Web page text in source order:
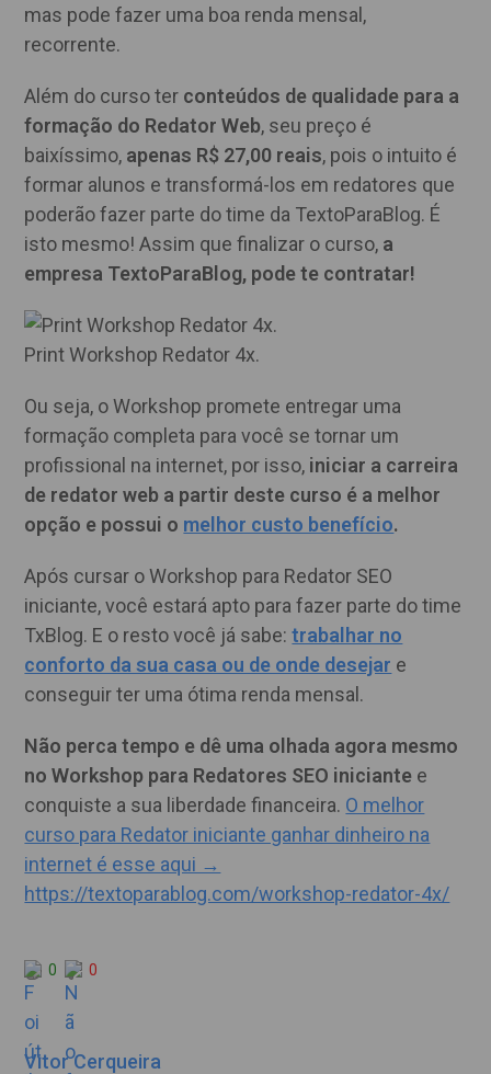
mas pode fazer uma boa renda mensal,
recorrente.
Além do curso ter conteúdos de qualidade para a
formação do Redator Web, seu preço é
baixíssimo, apenas R$ 27,00 reais, pois o intuito é
formar alunos e transformá-los em redatores que
poderão fazer parte do time da TextoParaBlog. É
isto mesmo! Assim que finalizar o curso, a
empresa TextoParaBlog, pode te contratar!
Print Workshop Redator 4x.
Ou seja, o Workshop promete entregar uma
formação completa para você se tornar um
profissional na internet, por isso, iniciar a carreira
de redator web a partir deste curso é a melhor
opção e possui o melhor custo benefício.
Após cursar o Workshop para Redator SEO
iniciante, você estará apto para fazer parte do time
TxBlog. E o resto você já sabe:trabalhar no
conforto da sua casa ou de onde desejar e
conseguir ter uma ótima renda mensal.
Não perca tempo e dê uma olhada agora mesmo
no Workshop para Redatores SEO iniciante e
conquiste a sua liberdade financeira. O melhor
curso para Redator iniciante ganhar dinheiro na
internet é esse aqui →
https://textoparablog.com/workshop-redator-4x/
0 0
Vitor Cerqueira